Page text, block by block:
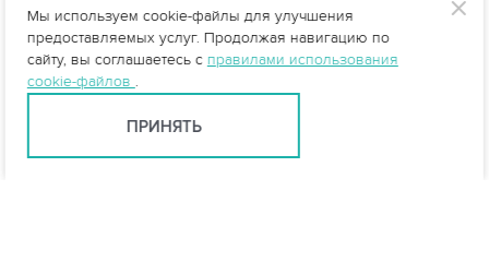
Мы используем cookie-файлы для улучшения
предоставляемых услуг. Продолжая навигацию по
сайту, вы соглашаетесь с правилами использования
cookie-файлов .
ПРИНЯТЬ